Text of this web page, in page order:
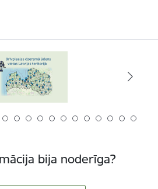
bija noderīga?